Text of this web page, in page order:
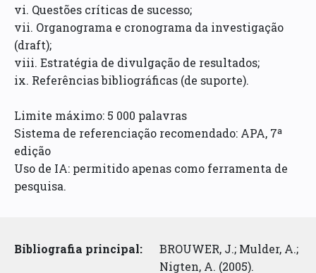
vi. Questões críticas de sucesso;
vii. Organograma e cronograma da investigação
(draft);
viii. Estratégia de divulgação de resultados;
ix. Referências bibliográficas (de suporte).
Limite máximo: 5 000 palavras
Sistema de referenciação recomendado: APA, 7ª
edição
Uso de IA: permitido apenas como ferramenta de
pesquisa.
Bibliografia principal:
BROUWER, J.; Mulder, A.;
Nigten, A. (2005).